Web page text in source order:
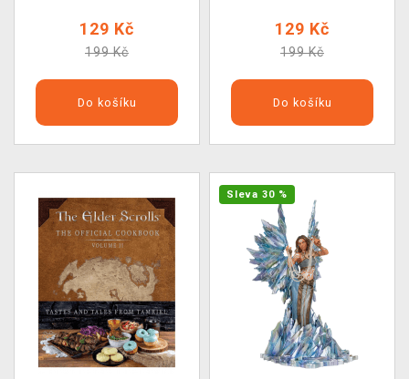
129 Kč
199 Kč
Do košíku
129 Kč
199 Kč
Do košíku
Sleva 30 %